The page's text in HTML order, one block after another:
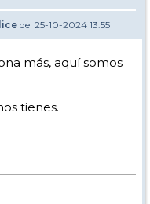
del 25-10-2024 13:55
más, aquí somos
tienes.